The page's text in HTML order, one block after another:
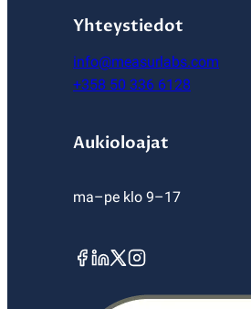
Yhteystiedot
info@measurlabs.com
+358 50 336 6128
Aukioloajat
ma–pe klo 9–17